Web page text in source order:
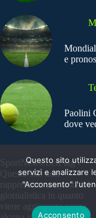
e
Paolini
dove
SportNews.BetFlag -
Questo sito non
rappresenta una testata
giornalistica in quanto
viene aggiornato senza
Questo sito
servizi e analizzare
"Acconsento"
Acconsento